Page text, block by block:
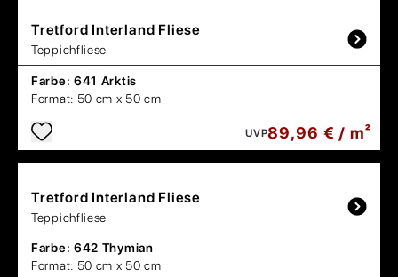
Tretford Interland Fliese
Teppichfliese
Farbe: 641 Arktis
Format: 50 cm x 50 cm
UVP89,96 € / m²
Tretford Interland Fliese
Teppichfliese
Farbe: 642 Thymian
Format: 50 cm x 50 cm